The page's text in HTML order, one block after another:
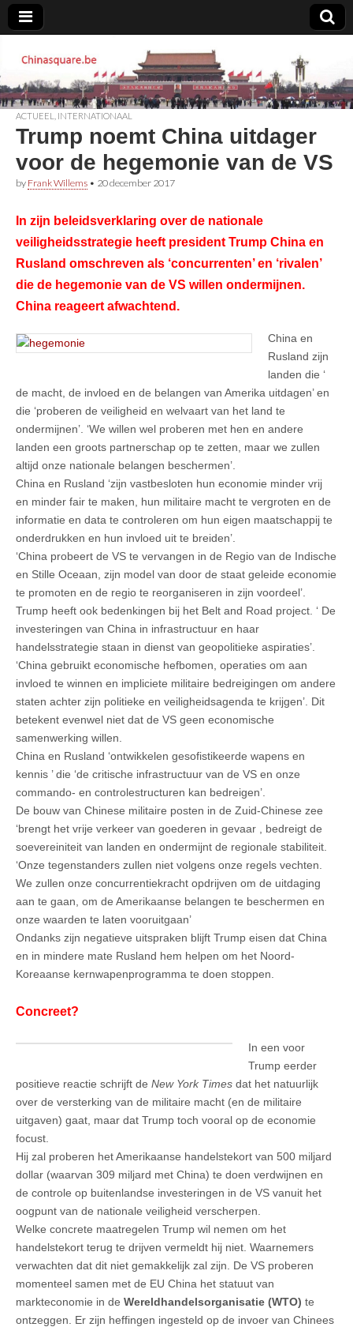
Chinasquare.be
ACTUEEL INTERNATIONAAL
Trump noemt China uitdager
voor de hegemonie van de VS
by Frank Willems • 20 december 2017
In zijn beleidsverklaring over de nationale
veiligheidsstrategie heeft president Trump China en
Rusland omschreven als ‘concurrenten’ en ‘rivalen’
die de hegemonie van de VS willen ondermijnen.
China reageert afwachtend.
China en
Rusland zijn
landen die ‘
de macht, de invloed en de belangen van Amerika uitdagen’ en
die ‘proberen de veiligheid en welvaart van het land te
ondermijnen’. ‘We willen wel proberen met hen en andere
landen een groots partnerschap op te zetten, maar we zullen
altijd onze nationale belangen beschermen’.
China en Rusland ‘zijn vastbesloten hun economie minder vrij
en minder fair te maken, hun militaire macht te vergroten en de
informatie en data te controleren om hun eigen maatschappij te
onderdrukken en hun invloed uit te breiden’.
‘China probeert de VS te vervangen in de Regio van de Indische
en Stille Oceaan, zijn model van door de staat geleide economie
te promoten en de regio te reorganiseren in zijn voordeel’.
Trump heeft ook bedenkingen bij het Belt and Road project. ‘ De
investeringen van China in infrastructuur en haar
handelsstrategie staan in dienst van geopolitieke aspiraties’.
‘China gebruikt economische hefbomen, operaties om aan
invloed te winnen en impliciete militaire bedreigingen om andere
staten achter zijn politieke en veiligheidsagenda te krijgen’. Dit
betekent evenwel niet dat de VS geen economische
samenwerking willen.
China en Rusland ‘ontwikkelen gesofistikeerde wapens en
kennis ’ die ‘de critische infrastructuur van de VS en onze
commando- en controlestructuren kan bedreigen’.
De bouw van Chinese militaire posten in de Zuid-Chinese zee
‘brengt het vrije verkeer van goederen in gevaar , bedreigt de
soevereiniteit van landen en ondermijnt de regionale stabiliteit.
‘Onze tegenstanders zullen niet volgens onze regels vechten.
We zullen onze concurrentiekracht opdrijven om de uitdaging
aan te gaan, om de Amerikaanse belangen te beschermen en
onze waarden te laten vooruitgaan’
Ondanks zijn negatieve uitspraken blijft Trump eisen dat China
en in mindere mate Rusland hem helpen om het Noord-
Koreaanse kernwapenprogramma te doen stoppen.
Concreet?
In een voor
Trump eerder
positieve reactie schrijft de New York Times dat het natuurlijk
over de versterking van de militaire macht (en de militaire
uitgaven) gaat, maar dat Trump toch vooral op de economie
focust.
Hij zal proberen het Amerikaanse handelstekort van 500 miljard
dollar (waarvan 309 miljard met China) te doen verdwijnen en
de controle op buitenlandse investeringen in de VS vanuit het
oogpunt van de nationale veiligheid verscherpen.
Welke concrete maatregelen Trump wil nemen om het
handelstekort terug te drijven vermeldt hij niet. Waarnemers
verwachten dat dit niet gemakkelijk zal zijn. De VS proberen
momenteel samen met de EU China het statuut van
markteconomie in de Wereldhandelsorganisatie (WTO) te
ontzeggen. Er zijn heffingen ingesteld op de invoer van Chinees